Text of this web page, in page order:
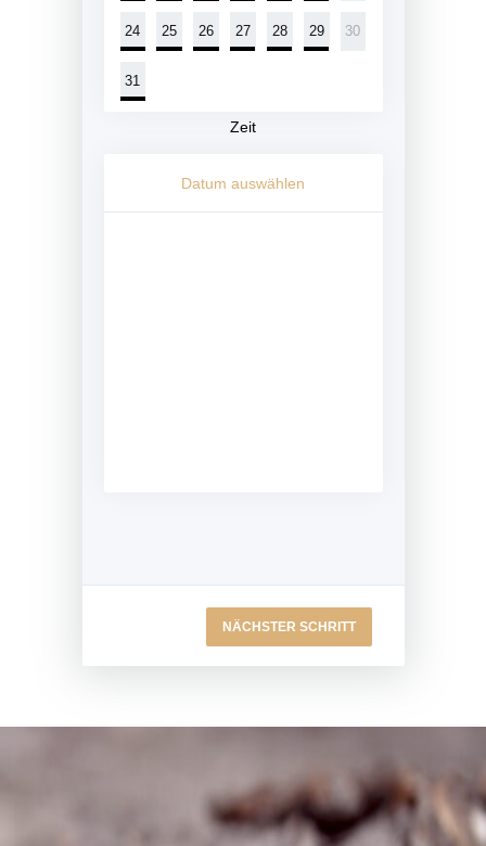
24 25 26 27 28 29 30
31
Zeit
Datum auswählen
NÄCHSTER SCHRITT